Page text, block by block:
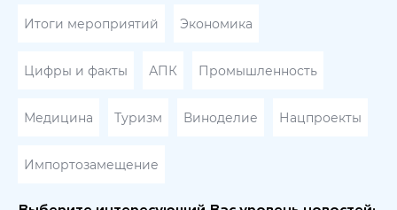
Итоги мероприятий Экономика
Цифры и факты АПК Промышленность
Медицина Туризм Виноделие Нацпроекты
Импортозамещение